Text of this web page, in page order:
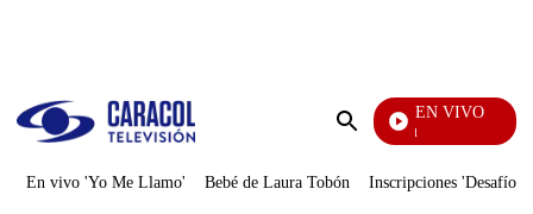
Enviar
EN VIVO
Noticias Caracol
En vivo 'Yo Me Llamo' Bebé de Laura Tobón Inscripciones 'Desafío'